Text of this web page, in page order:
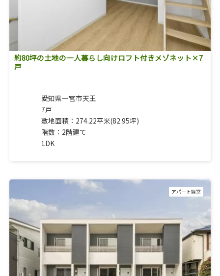
約80坪の土地の一人暮らし向けロフト付きメゾネット×7
戸
愛知県一宮市天王
7戸
敷地面積：274.22平米(82.95坪)
階数：2階建て
1DK
アパート経営